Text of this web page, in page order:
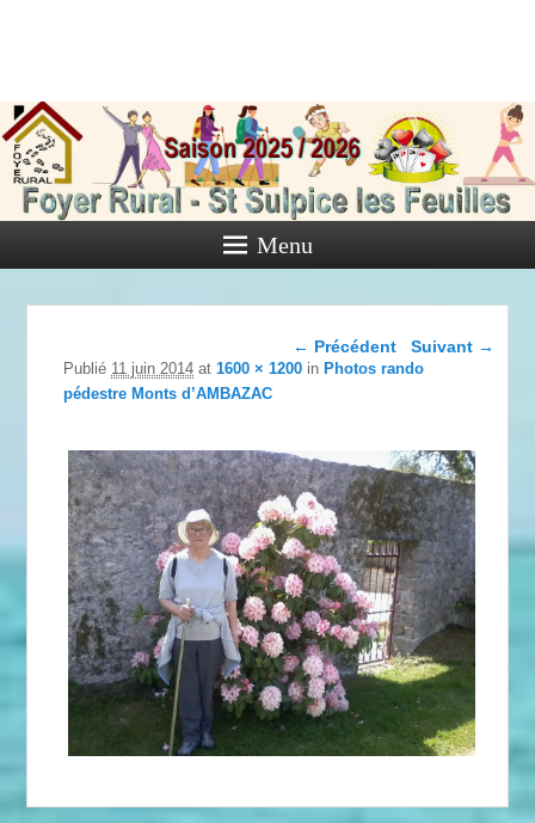
de Saint
Sulpice les
Feuilles
Activités diverses de l'Association
Menu
Navigation dans les
← Précédent Suivant →
Publié 11 juin 2014 at1600 × 1200 inPhotos rando
pédestre Monts d’AMBAZAC